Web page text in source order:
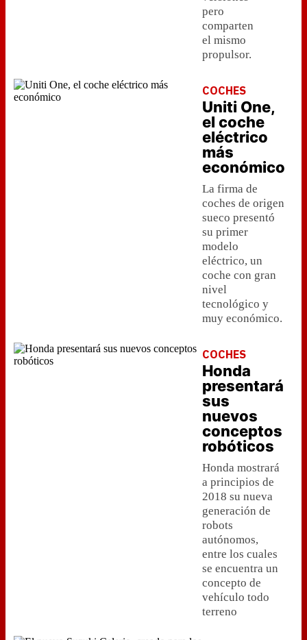
pero
comparten
el mismo
propulsor.
COCHES
Uniti One,
el coche
eléctrico
más
económico
La firma de
coches de origen
sueco presentó
su primer
modelo
eléctrico, un
coche con gran
nivel
tecnológico y
muy económico.
COCHES
Honda
presentará
sus
nuevos
conceptos
robóticos
Honda mostrará
a principios de
2018 su nueva
generación de
robots
autónomos,
entre los cuales
se encuentra un
concepto de
vehículo todo
terreno